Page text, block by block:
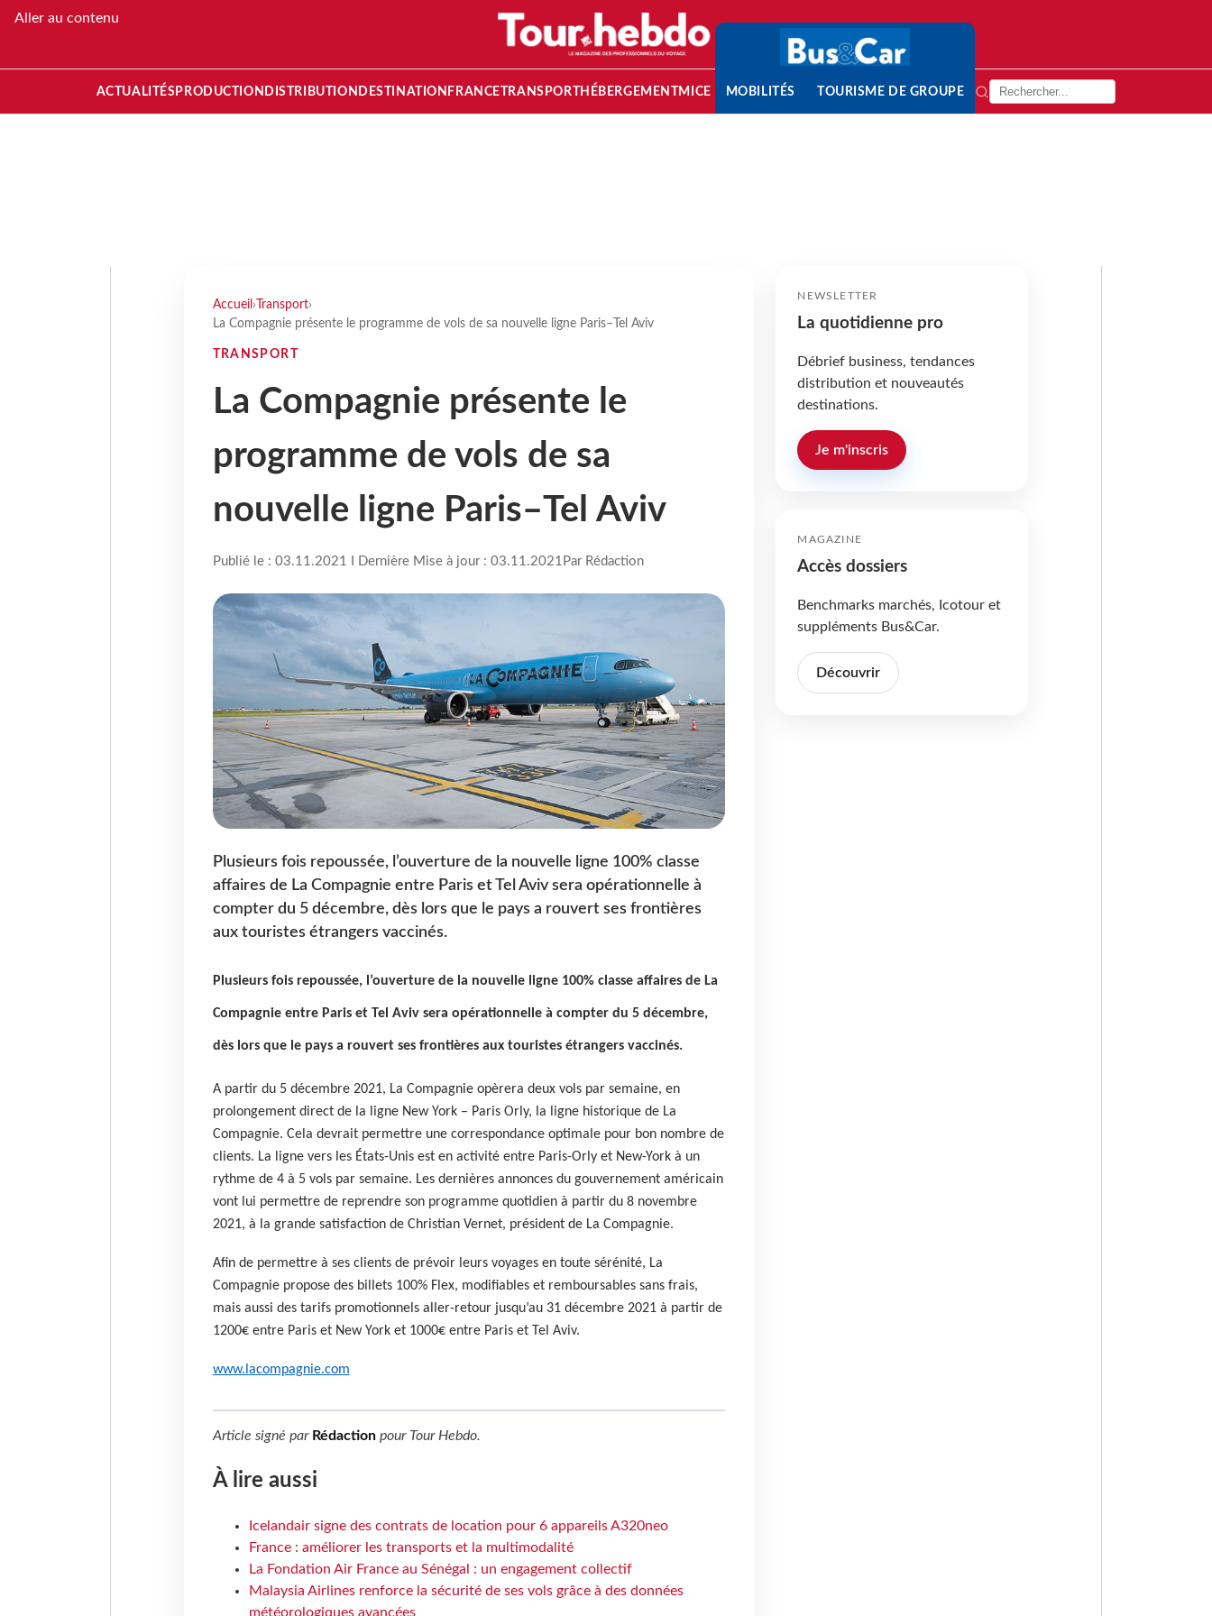
Aller au contenu
ACTUALITÉS PRODUCTION DISTRIBUTION DESTINATION FRANCETRANSPORT HÉBERGEMENTMICE MOBILITÉS TOURISME DE GROUPE
Accueil › Transport›
La Compagnie présente le programme de vols de sa nouvelle ligne Paris–Tel Aviv
TRANSPORT
La Compagnie présente le
programme de vols de sa
nouvelle ligne Paris–Tel Aviv
Publié le : 03.11.2021 I Dernière Mise à jour : 03.11.2021 Par Rédaction
Plusieurs fois repoussée, l’ouverture de la nouvelle ligne 100% classe
affaires de La Compagnie entre Paris et Tel Aviv sera opérationnelle à
compter du 5 décembre, dès lors que le pays a rouvert ses frontières
aux touristes étrangers vaccinés.
Plusieurs fois repoussée, l’ouverture de la nouvelle ligne 100% classe affaires de La
Compagnie entre Paris et Tel Aviv sera opérationnelle à compter du 5 décembre,
dès lors que le pays a rouvert ses frontières aux touristes étrangers vaccinés.
A partir du 5 décembre 2021, La Compagnie opèrera deux vols par semaine, en
prolongement direct de la ligne New York – Paris Orly, la ligne historique de La
Compagnie. Cela devrait permettre une correspondance optimale pour bon nombre de
clients. La ligne vers les États-Unis est en activité entre Paris-Orly et New-York à un
rythme de 4 à 5 vols par semaine. Les dernières annonces du gouvernement américain
vont lui permettre de reprendre son programme quotidien à partir du 8 novembre
2021, à la grande satisfaction de Christian Vernet, président de La Compagnie.
Afin de permettre à ses clients de prévoir leurs voyages en toute sérénité, La
Compagnie propose des billets 100% Flex, modifiables et remboursables sans frais,
mais aussi des tarifs promotionnels aller-retour jusqu’au 31 décembre 2021 à partir de
1200€ entre Paris et New York et 1000€ entre Paris et Tel Aviv.
www.lacompagnie.com
Article signé par Rédactionpour Tour Hebdo.
À lire aussi
Icelandair signe des contrats de location pour 6 appareils A320neo
France : améliorer les transports et la multimodalité
La Fondation Air France au Sénégal : un engagement collectif
Malaysia Airlines renforce la sécurité de ses vols grâce à des données
météorologiques avancées
NEWSLETTER
La quotidienne pro
Débrief business, tendances
distribution et nouveautés
destinations.
Je m'inscris
MAGAZINE
Accès dossiers
Benchmarks marchés, Icotour et
suppléments Bus&Car.
Découvrir